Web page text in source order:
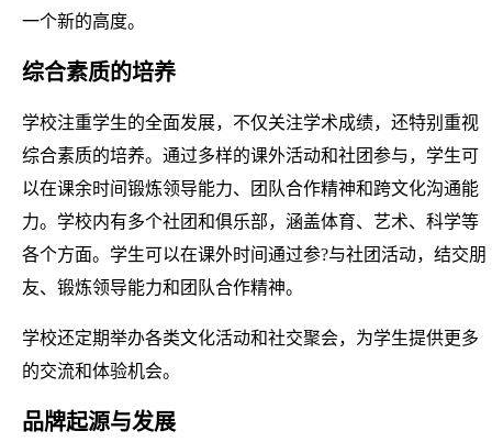
一个新的高度。
综合素质的培养
学校注重学生的全面发展，不仅关注学术成绩，还特别重视
综合素质的培养。通过多样的课外活动和社团参与，学生可
以在课余时间锻炼领导能力、团队合作精神和跨文化沟通能
力。学校内有多个社团和俱乐部，涵盖体育、艺术、科学等
各个方面。学生可以在课外时间通过参?与社团活动，结交朋
友、锻炼领导能力和团队合作精神。
学校还定期举办各类文化活动和社交聚会，为学生提供更多
的交流和体验机会。
品牌起源与发展